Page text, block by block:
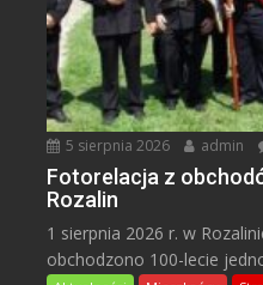
5 sierpnia 2026 admin
Fotorelacja z
Rozalin
1 sierpnia 2026 r. w
obchodzono 100-lecie